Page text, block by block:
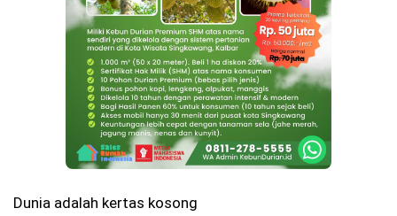
Dunia adalah kertas kosong